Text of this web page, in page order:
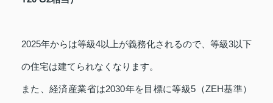
2025年からは等級4以上が義務化されるので、等級3以下
の住宅は建てられなくなります。
また、経済産業省は2030年を目標に等級5（ZEH基準）